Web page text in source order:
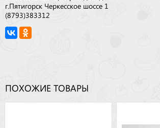
г.Пятигорск Черкесское шоссе 1
(8793)383312
ПОХОЖИЕ ТОВАРЫ